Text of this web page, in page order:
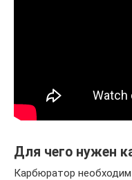
Для чего нужен
Карбюратор